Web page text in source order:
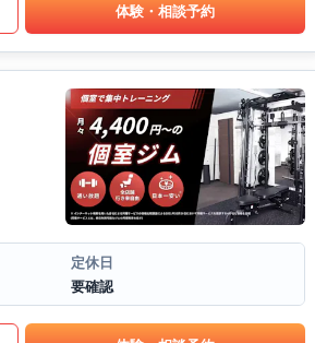
体験・相談予約
定休日
要確認